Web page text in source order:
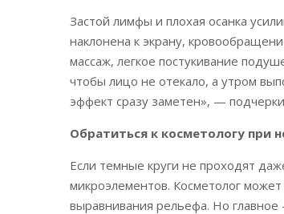
Застой лимфы и плохая осанка
наклонена к экрану,
массаж, легкое постукивание
чтобы лицо не отекало, а утром
эффект сразу заметен», —
Обратиться к косметологу при
Если темные круги не проходят
микроэлементов. Косметолог
выравнивания рельефа. Но